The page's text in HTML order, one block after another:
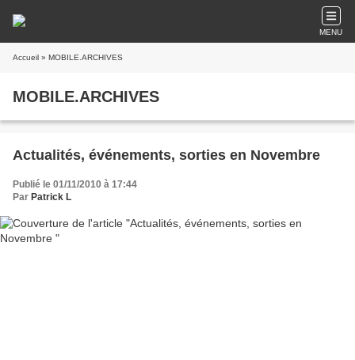
MENU
Accueil » MOBILE.ARCHIVES
MOBILE.ARCHIVES
Actualités, événements, sorties en Novembre
Publié le 01/11/2010 à 17:44
Par Patrick L